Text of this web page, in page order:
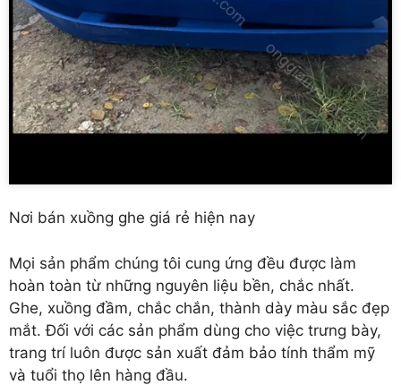
Nơi bán xuồng ghe giá rẻ hiện nay
Mọi sản phẩm chúng tôi cung ứng đều được làm
hoàn toàn từ những nguyên liệu bền, chắc nhất.
Ghe, xuồng đầm, chắc chắn, thành dày màu sắc đẹp
mắt. Đối với các sản phẩm dùng cho việc trưng bày,
trang trí luôn được sản xuất đảm bảo tính thẩm mỹ
và tuổi thọ lên hàng đầu.